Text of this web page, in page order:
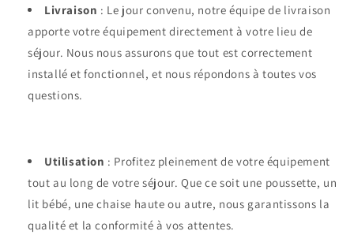
Livraison : Le jour convenu, notre équipe de livraison
apporte votre équipement directement à votre lieu de
séjour. Nous nous assurons que tout est correctement
installé et fonctionnel, et nous répondons à toutes vos
questions.
Utilisation : Profitez pleinement de votre équipement
tout au long de votre séjour. Que ce soit une poussette, un
lit bébé, une chaise haute ou autre, nous garantissons la
qualité et la conformité à vos attentes.